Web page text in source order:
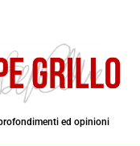
ed opinioni